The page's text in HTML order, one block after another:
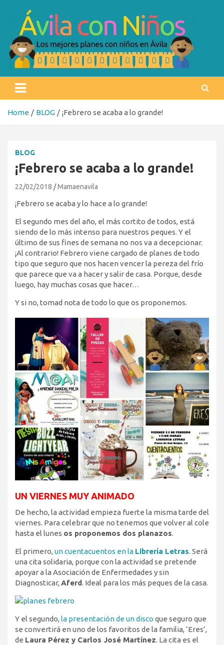
content
Ávila con niños
Home BLOG ¡Febrero se acaba a lo grande!
BLOG
¡Febrero se acaba a lo grande!
22/02/2018 Mamaenavila
¡Febrero se acaba y lo hace a lo grande!
El segundo mes del año, el más cortito de todos, está
siendo de lo más intenso para nuestros peques. Y el
último de sus fines de semana no nos va a decepcionar.
¡Al contrario! Febrero viene cargado de planes de todo
tipo que seguro que nos hacen vencer la pereza del frío
que parece que va a hacer y salir de casa. Porque, desde
luego, hay muchas cosas que hacer…
Y si no, tomad nota de todo lo que os proponemos.
UN VIERNES MUY ANIMADO
De hecho, la actividad empieza fuerte la misma tarde del
viernes. Para celebrar que no tenemos que volver al cole
hasta el lunes os proponemos dos planazos.
El primero, un cuentacuentos en la Librería Letras. Será
una cita solidaria, porque con la actividad se pretende
apoyar a la Asociación de Enfermedades y sin
Diagnosticar, Aferd. Ideal para los más peques de la casa.
Y el segundo, la presentación de un disco que seguro que
se convertirá en uno de los favoritos de la familia, ‘Eres’,
de Laura Pérez y Carlos José Martínez. La cita es el